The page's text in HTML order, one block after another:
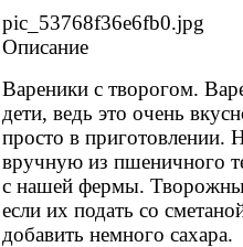
pic_53768f36e6fb0.jpg
Описание
Вареники с творогом.
дети, ведь это очень
просто в приготовлении.
вручную из пшеничного
с нашей фермы.
если их подать со
добавить немного сахара.